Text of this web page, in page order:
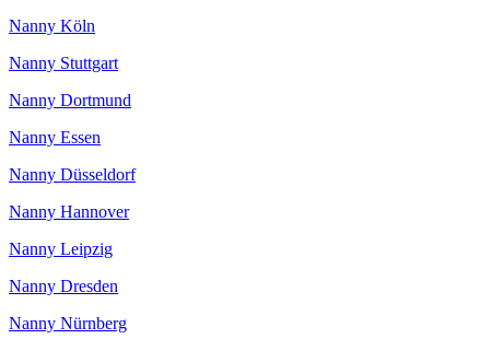
Nanny Köln
Nanny Stuttgart
Nanny Dortmund
Nanny Essen
Nanny Düsseldorf
Nanny Hannover
Nanny Leipzig
Nanny Dresden
Nanny Nürnberg